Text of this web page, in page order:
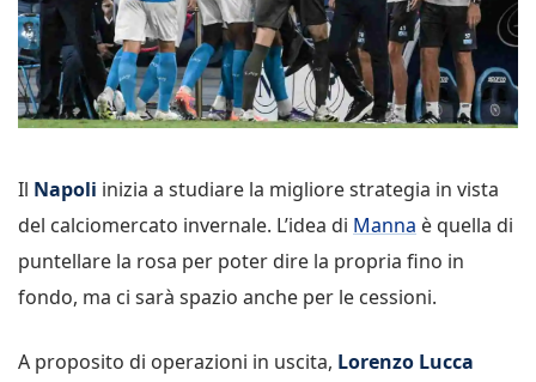
Il Napoli inizia a studiare la migliore strategia in vista
del calciomercato invernale. L’idea di Manna è quella di
puntellare la rosa per poter dire la propria fino in
fondo, ma ci sarà spazio anche per le cessioni.
A proposito di operazioni in uscita, Lorenzo Lucca